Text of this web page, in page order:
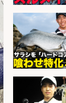
ト/土日祝
なし/滋賀
会社名 株
小型軽量
金10万円
部品や釣